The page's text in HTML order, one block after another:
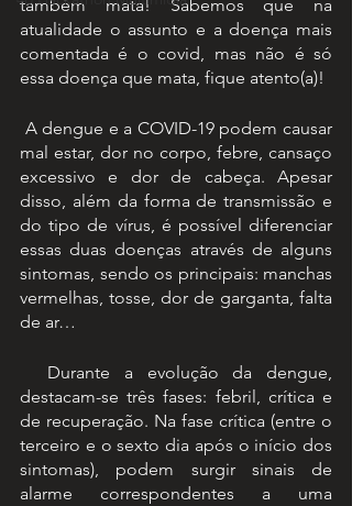
também mata! Sabemos que na
atualidade o assunto e a doença mais
comentada é o covid, mas não é só
essa doença que mata, fique atento(a)!
mal estar, dor no corpo, febre, cansaço
excessivo e dor de cabeça. Apesar
disso, além da forma de transmissão e
do tipo de vírus, é possível diferenciar
essas duas doenças através de alguns
sintomas, sendo os principais: manchas
vermelhas, tosse, dor de garganta, falta
de ar…
destacam-se três fases: febril, crítica e
de recuperação. Na fase crítica (entre o
terceiro e o sexto dia após o início dos
sintomas), podem surgir sinais de
alarme correspondentes a uma